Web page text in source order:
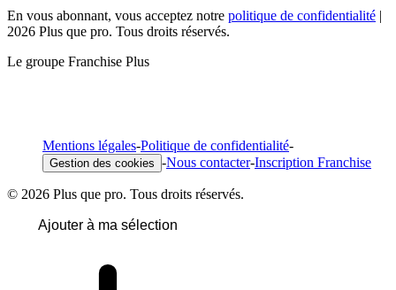
En vous abonnant, vous acceptez notre politique de confidentialité |
2026 Plus que pro. Tous droits réservés.
Le groupe Franchise Plus
Mentions légales-Politique de confidentialité-
Gestion des cookies -Nous contacter-Inscription Franchise
© 2026 Plus que pro. Tous droits réservés.
Ajouter à ma sélection